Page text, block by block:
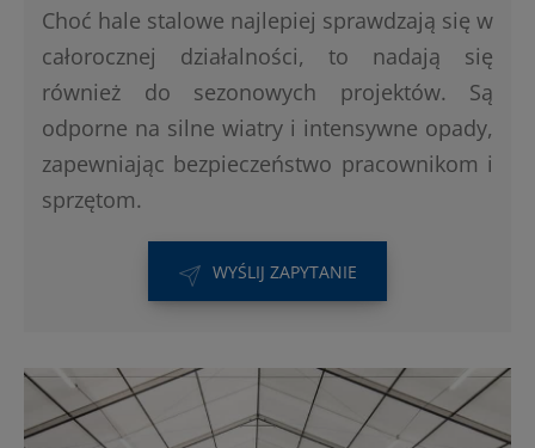
Choć hale stalowe najlepiej sprawdzają się w
całorocznej działalności, to nadają się
również do sezonowych projektów. Są
odporne na silne wiatry i intensywne opady,
zapewniając bezpieczeństwo pracownikom i
sprzętom.
WYŚLIJ ZAPYTANIE